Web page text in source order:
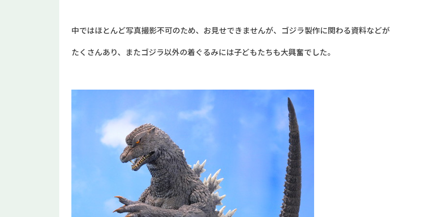
中ではほとんど写真撮影不可のため、お見せできませんが、ゴジラ製作に関わる資料などが
たくさんあり、またゴジラ以外の着ぐるみには子どもたちも大興奮でした。